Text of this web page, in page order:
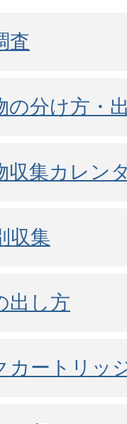
査
の分け方・
収集カレン
収集
出し方
カートリッ